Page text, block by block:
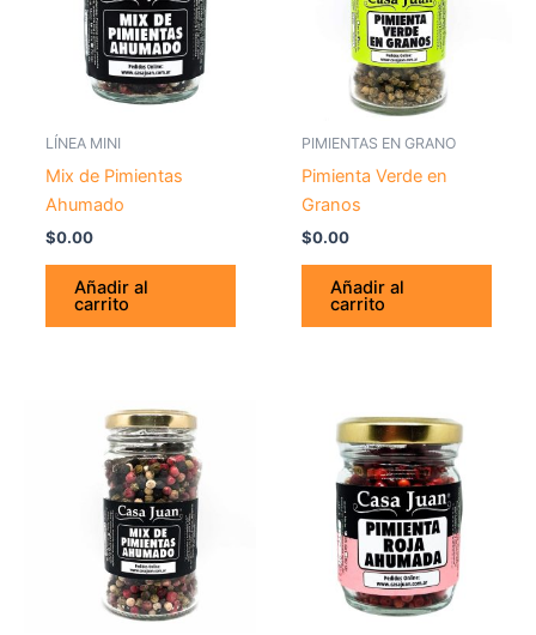
LÍNEA MINI
Mix de Pimientas
Ahumado
$0.00
Añadir al
carrito
PIMIENTAS EN GRANO
Pimienta Verde en
Granos
$0.00
Añadir al
carrito